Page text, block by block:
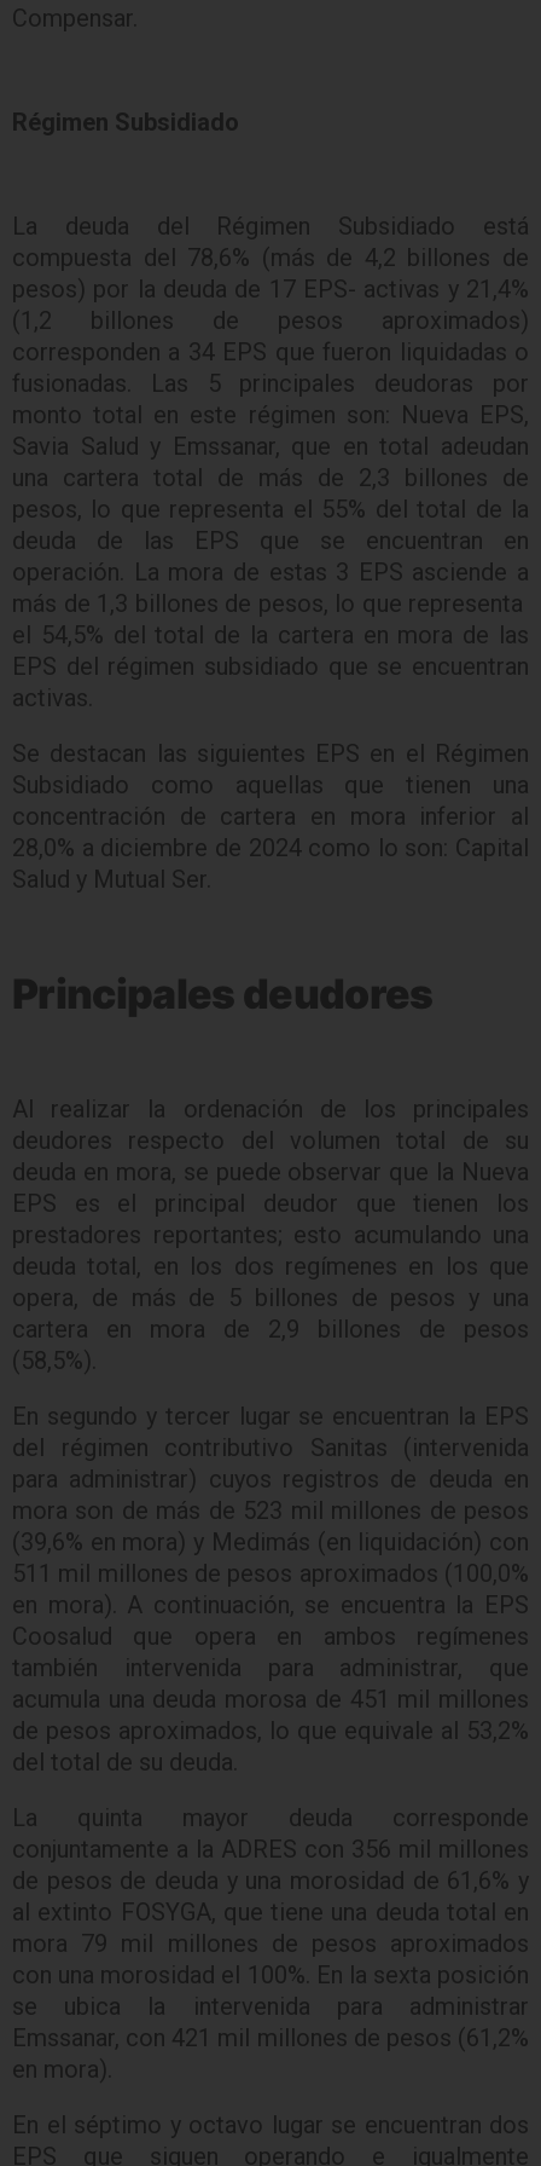
Compensar.
Régimen Subsidiado
La deuda del Régimen Subsidiado está
compuesta del 78,6% (más de 4,2 billones de
pesos) por la deuda de 17 EPS- activas y 21,4%
(1,2 billones de pesos aproximados)
corresponden a 34 EPS que fueron liquidadas o
fusionadas. Las 5 principales deudoras por
monto total en este régimen son: Nueva EPS,
Savia Salud y Emssanar, que en total adeudan
una cartera total de más de 2,3 billones de
pesos, lo que representa el 55% del total de la
deuda de las EPS que se encuentran en
operación. La mora de estas 3 EPS asciende a
más de 1,3 billones de pesos, lo que representa
el 54,5% del total de la cartera en mora de las
EPS del régimen subsidiado que se encuentran
activas.
Se destacan las siguientes EPS en el Régimen
Subsidiado como aquellas que tienen una
concentración de cartera en mora inferior al
28,0% a diciembre de 2024 como lo son: Capital
Salud y Mutual Ser.
Principales deudores
Al realizar la ordenación de los principales
deudores respecto del volumen total de su
deuda en mora, se puede observar que la Nueva
EPS es el principal deudor que tienen los
prestadores reportantes; esto acumulando una
deuda total, en los dos regímenes en los que
opera, de más de 5 billones de pesos y una
cartera en mora de 2,9 billones de pesos
(58,5%).
En segundo y tercer lugar se encuentran la EPS
del régimen contributivo Sanitas (intervenida
para administrar) cuyos registros de deuda en
mora son de más de 523 mil millones de pesos
(39,6% en mora) y Medimás (en liquidación) con
511 mil millones de pesos aproximados (100,0%
en mora). A continuación, se encuentra la EPS
Coosalud que opera en ambos regímenes
también intervenida para administrar, que
acumula una deuda morosa de 451 mil millones
de pesos aproximados, lo que equivale al 53,2%
del total de su deuda.
La quinta mayor deuda corresponde
conjuntamente a la ADRES con 356 mil millones
de pesos de deuda y una morosidad de 61,6% y
al extinto FOSYGA, que tiene una deuda total en
mora 79 mil millones de pesos aproximados
con una morosidad el 100%. En la sexta posición
se ubica la intervenida para administrar
Emssanar, con 421 mil millones de pesos (61,2%
en mora).
En el séptimo y octavo lugar se encuentran dos
EPS que siguen operando e igualmente